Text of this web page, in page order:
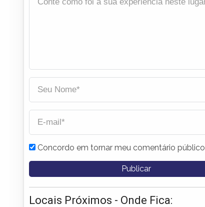
Concordo em tornar meu comentário público
Locais Próximos - Onde Fica: